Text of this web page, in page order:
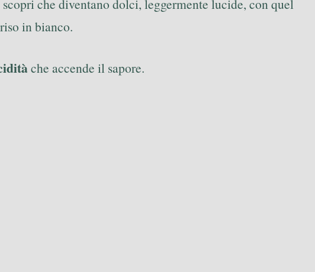
che diventano dolci, leggermente lucide, con quel
in bianco.
che accende il sapore.